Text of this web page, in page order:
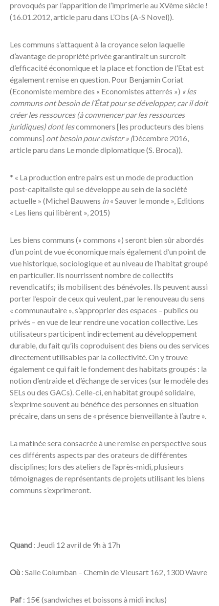
provoqués par l’apparition de l’imprimerie au XVème siècle !
(16.01.2012, article paru dans L’Obs (A-S Novel)).
Les communs s’attaquent à la croyance selon laquelle
d’avantage de propriété privée garantirait un surcroît
d’efficacité économique et la place et fonction de l’Etat est
également remise en question. Pour Benjamin Coriat
(Economiste membre des « Economistes atterrés ») « les
communs ont besoin de l’État pour se développer, car il doit
créer les ressources (à commencer par les ressources
juridiques) dont lescommoners [les producteurs des biens
communs] ont besoin pour exister » (Décembre 2016,
article paru dans Le monde diplomatique (S. Broca)).
* « La production entre pairs est un mode de production
post-capitaliste qui se développe au sein de la société
actuelle » (Michel Bauwens in« Sauver le monde », Editions
« Les liens qui libèrent », 2015)
Les biens communs (« commons ») seront bien sûr abordés
d’un point de vue économique mais également d’un point de
vue historique, sociologique et au niveau de l’habitat groupé
en particulier. Ils nourrissent nombre de collectifs
revendicatifs; ils mobilisent des bénévoles. Ils peuvent aussi
porter l’espoir de ceux qui veulent, par le renouveau du sens
« communautaire », s’approprier des espaces – publics ou
privés – en vue de leur rendre une vocation collective. Les
utilisateurs participent indirectement au développement
durable, du fait qu’ils coproduisent des biens ou des services
directement utilisables par la collectivité. On y trouve
également ce qui fait le fondement des habitats groupés : la
notion d’entraide et d’échange de services (sur le modèle des
SELs ou des GACs). Celle-ci, en habitat groupé solidaire,
s’exprime souvent au bénéfice des personnes en situation
précaire, dans un sens de « présence bienveillante à l’autre ».
La matinée sera consacrée à une remise en perspective sous
ces différents aspects par des orateurs de différentes
disciplines; lors des ateliers de l’après-midi, plusieurs
témoignages de représentants de projets utilisant les biens
communs s’exprimeront.
Quand : Jeudi 12 avril de 9h à 17h
Où : Salle Columban – Chemin de Vieusart 162, 1300 Wavre
Paf : 15€ (sandwiches et boissons à midi inclus)